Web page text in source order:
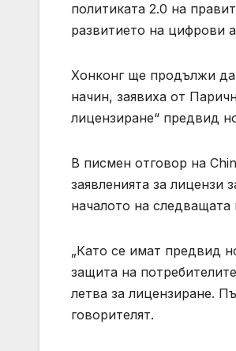
политиката 2.0 на
развитието на цифрови
Хонконг ще продължи
начин, заявиха от
лицензиране“ предвид
В писмен отговор на
заявленията за лицензи
началото на следващата
„Като се имат предвид
защита на
летва за лицензиране.
говорителят.